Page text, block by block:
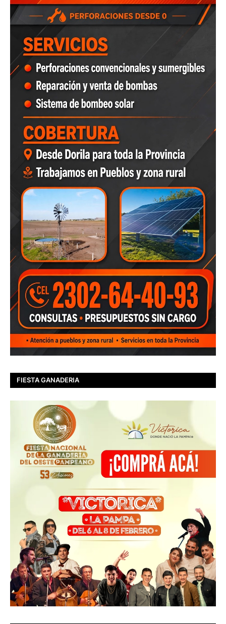
FIESTA GANADERIA